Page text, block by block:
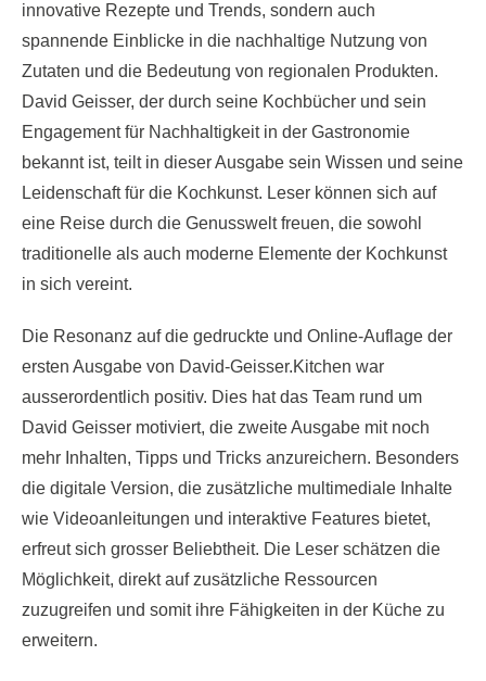
innovative Rezepte und Trends, sondern auch
spannende Einblicke in die nachhaltige Nutzung von
Zutaten und die Bedeutung von regionalen Produkten.
David Geisser, der durch seine Kochbücher und sein
Engagement für Nachhaltigkeit in der Gastronomie
bekannt ist, teilt in dieser Ausgabe sein Wissen und seine
Leidenschaft für die Kochkunst. Leser können sich auf
eine Reise durch die Genusswelt freuen, die sowohl
traditionelle als auch moderne Elemente der Kochkunst
in sich vereint.
Die Resonanz auf die gedruckte und Online-Auflage der
ersten Ausgabe von David-Geisser.Kitchen war
ausserordentlich positiv. Dies hat das Team rund um
David Geisser motiviert, die zweite Ausgabe mit noch
mehr Inhalten, Tipps und Tricks anzureichern. Besonders
die digitale Version, die zusätzliche multimediale Inhalte
wie Videoanleitungen und interaktive Features bietet,
erfreut sich grosser Beliebtheit. Die Leser schätzen die
Möglichkeit, direkt auf zusätzliche Ressourcen
zuzugreifen und somit ihre Fähigkeiten in der Küche zu
erweitern.